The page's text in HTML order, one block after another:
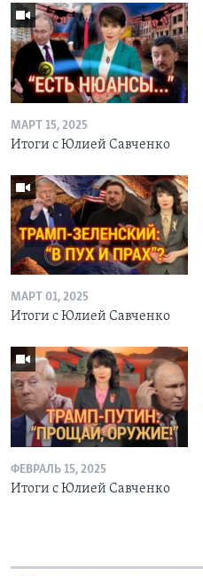
МАРТ 15, 2025
Итоги с Юлией Савченко
МАРТ 01, 2025
Итоги с Юлией Савченко
ФЕВРАЛЬ 15, 2025
Итоги с Юлией Савченко